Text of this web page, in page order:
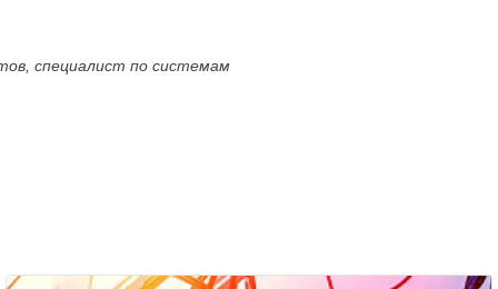
специалист по системам